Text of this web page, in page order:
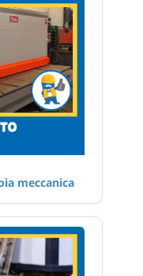
meccanica